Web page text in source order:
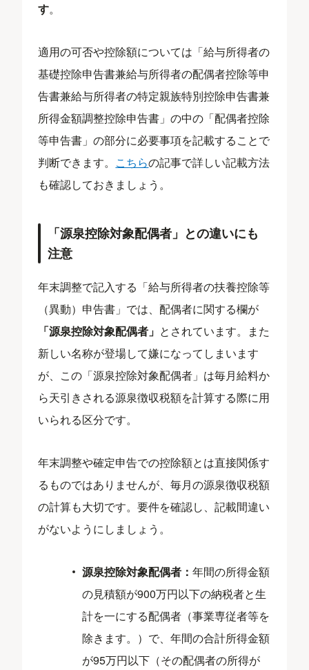
す。
適用の可否や控除額については「給与所得者の
基礎控除申告書兼給与所得者の配偶者控除等申
告書兼給与所得者の特定親族特別控除申告書兼
所得金額調整控除申告書」の中の「配偶者控除
等申告書」の部分に必要事項を記載することで
判断できます。 こちらの記事で詳しい記載方法
も確認しておきましょう。
「源泉控除対象配偶者」との違いにも
注意
年末調整で記入する「給与所得者の扶養控除等
（異動）申告書」では、配偶者に関する欄が
「源泉控除対象配偶者」 とされています。また
新しい名称が登場して嫌になってしまいます
が、この「源泉控除対象配偶者」は毎月給料か
ら天引きされる源泉徴収税額を計算する際に用
いられる区分です。
年末調整や確定申告での控除額とは直接関係す
るものではありませんが、毎月の源泉徴収税額
の計算も大切です。要件を確認し、記載間違い
がないようにしましょう。
源泉控除対象配偶者：年間の所得金額
の見積額が900万円以下の納税者と生
計を一にする配偶者（事業専従者等を
除きます。）で、年間の合計所得金額
が95万円以下（その配偶者の所得が